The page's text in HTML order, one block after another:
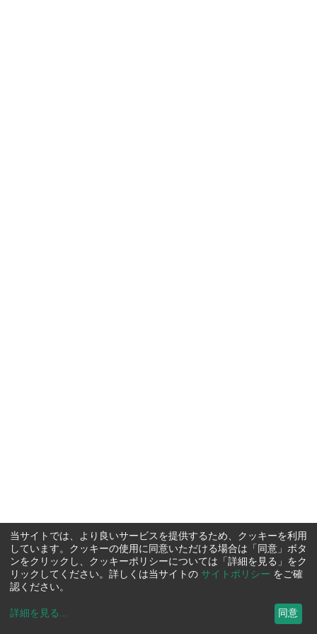
当サイトでは、より良いサービスを提供するため、クッキーを利用
しています。クッキーの使用に同意いただける場合は「同意」ボタ
ンをクリックし、クッキーポリシーについては「詳細を見る」をク
リックしてください。詳しくは当サイトの サイトポリシー をご確
認ください。
詳細を見る ... 同意